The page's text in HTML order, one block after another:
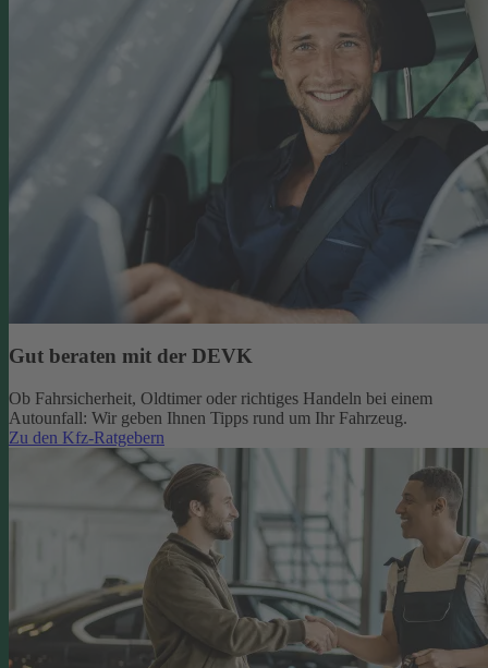
Gut beraten mit der DEVK
Ob Fahrsicherheit, Oldtimer oder richtiges Handeln bei einem
Autounfall: Wir geben Ihnen Tipps rund um Ihr Fahrzeug.
Zu den Kfz-Ratgebern